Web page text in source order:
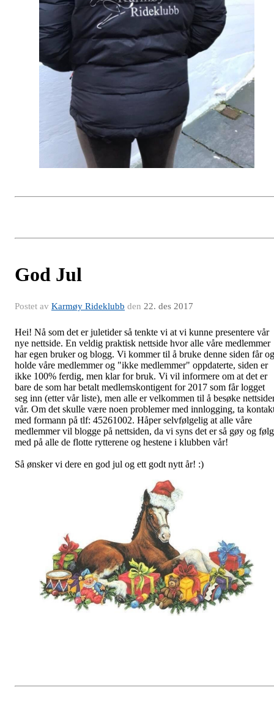
God Jul
Postet av Karmøy Rideklubb den 22. des 2017
Hei! Nå som det er juletider så tenkte vi at vi kunne presentere vår
nye nettside. En veldig praktisk nettside hvor alle våre medlemmer
har egen bruker og blogg. Vi kommer til å bruke denne siden får og
holde våre medlemmer og "ikke medlemmer" oppdaterte, siden er
ikke 100% ferdig, men klar for bruk. Vi vil informere om at det er
bare de som har betalt medlemskontigent for 2017 som får logget
seg inn (etter vår liste), men alle er velkommen til å besøke
vår. Om det skulle være noen problemer med innlogging, ta
med formann på tlf: 45261002. Håper selvfølgelig at alle våre
medlemmer vil blogge på nettsiden, da vi syns det er så gøy og
med på alle de flotte rytterene og hestene i klubben vår!
Så ønsker vi dere en god jul og ett godt nytt år! :)